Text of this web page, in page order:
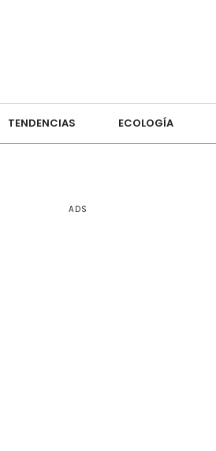
TENDENCIAS ECOLOGÍA
ADS